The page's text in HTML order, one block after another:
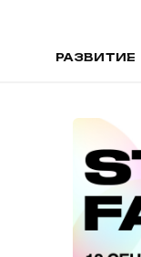
РАЗВИТИЕ